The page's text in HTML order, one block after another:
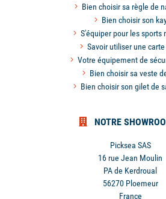
Bien choisir sa règle de
Bien choisir son
S'équiper pour les sports
Savoir utiliser une
Votre équipement de
Bien choisir sa veste
Bien choisir son gilet de
NOTRE
Picksea SAS
16 rue Jean Moulin
PA de Kerdroual
56270 Ploemeur
France